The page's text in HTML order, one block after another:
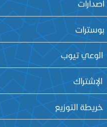
اصدارات
بوسترات
الوعي تيوب
الإشتراك
خريطة التوزيع